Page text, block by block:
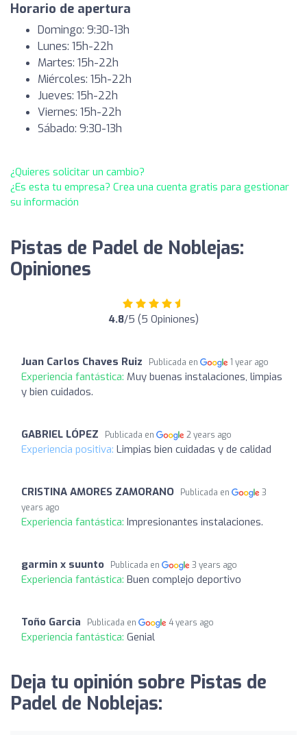
Horario de apertura
Domingo: 9:30-13h
Lunes: 15h-22h
Martes: 15h-22h
Miércoles: 15h-22h
Jueves: 15h-22h
Viernes: 15h-22h
Sábado: 9:30-13h
¿Quieres solicitar un cambio?
¿Es esta tu empresa? Crea una cuenta gratis para gestionar
su información
Pistas de Padel de Noblejas:
Opiniones
4.8/5 (5 Opiniones)
Juan Carlos Chaves Ruiz Publicada en 1 year ago
Experiencia fantástica: Muy buenas instalaciones, limpias
y bien cuidados.
GABRIEL LÓPEZ Publicada en 2 years ago
Experiencia positiva: Limpias bien cuidadas y de calidad
CRISTINA AMORES ZAMORANO Publicada en
3
years ago
Experiencia fantástica: Impresionantes instalaciones.
garmin x suunto Publicada en 3 years ago
Experiencia fantástica: Buen complejo deportivo
Toño Garcia Publicada en 4 years ago
Experiencia fantástica: Genial
Deja tu opinión sobre Pistas de
Padel de Noblejas: